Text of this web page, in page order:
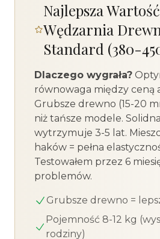
Najlepsza
Wędzarnia
Standard (380-
Dlaczego wygrała?
równowaga między ceną
Grubsze drewno (15-20
niż tańsze modele.
wytrzymuje 3-5 lat.
haków = pełna
Testowałem przez 6
problemów.
Grubsze drewno =
Pojemność 8-12 kg
rodziny)